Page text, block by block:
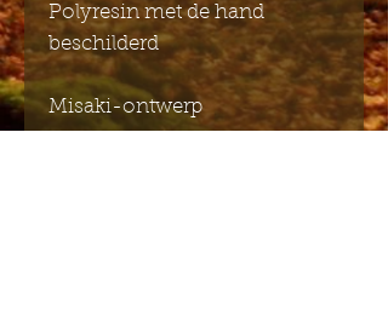
Polyresin met de hand
beschilderd
Misaki-ontwerp